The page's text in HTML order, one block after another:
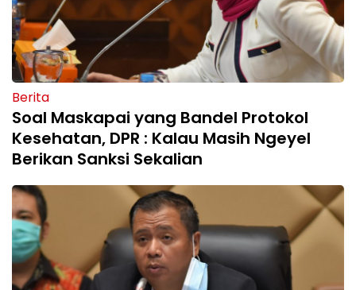
Berita
Soal Maskapai yang Bandel Protokol
Kesehatan, DPR : Kalau Masih Ngeyel
Berikan Sanksi Sekalian